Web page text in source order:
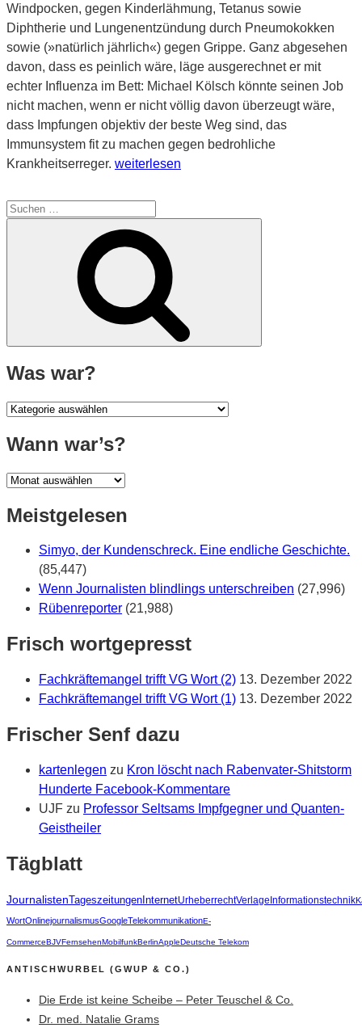
Windpocken, gegen Kinderlähmung, Tetanus sowie
Diphtherie und Lungenentzündung durch Pneumokokken
sowie (»natürlich jährlich«) gegen Grippe. Ganz abgesehen
davon, dass es peinlich wäre, läge ausgerechnet er mit
echter Influenza im Bett: Michael Kölsch könnte seinen Job
nicht machen, wenn er nicht völlig davon überzeugt wäre,
dass Impfungen objektiv der beste Weg sind, das
Immunsystem fit zu machen gegen bedrohliche
Krankheitserreger. „Mit
Beispiel
voran“
weiterlesen
Suche
Was war?
Was
Wann war’s?
Wann
Meistgelesen
Simyo, der Kundenschreck. Eine endliche Geschichte.
(85,447)
Wenn Journalisten blindlings unterschreiben (27,996)
Rübenreporter (21,988)
Frisch wortgepresst
Fachkräftemangel trifft VG Wort (2) 13. Dezember 2022
Fachkräftemangel trifft VG Wort (1) 13. Dezember 2022
Frischer Senf dazu
kartenlegen zu Kron löscht nach Rabenvater-Shitstorm
Hunderte Facebook-Kommentare
UJF zu Professor Seltsams Impfgegner und Quanten-
Geistheiler
Tägblatt
JournalistenTageszeitungen InternetUrheberrechtVerlageInformationstechnik
WortOnlinejournalismusGoogleTelekommunikationE-
CommerceBJVFernsehenMobilfunkBerlinAppleDeutsche Telekom
ANTISCHWURBEL (GWUP & CO.)
Die Erde ist keine Scheibe – Peter Teuschel & Co.
Dr. med. Natalie Grams